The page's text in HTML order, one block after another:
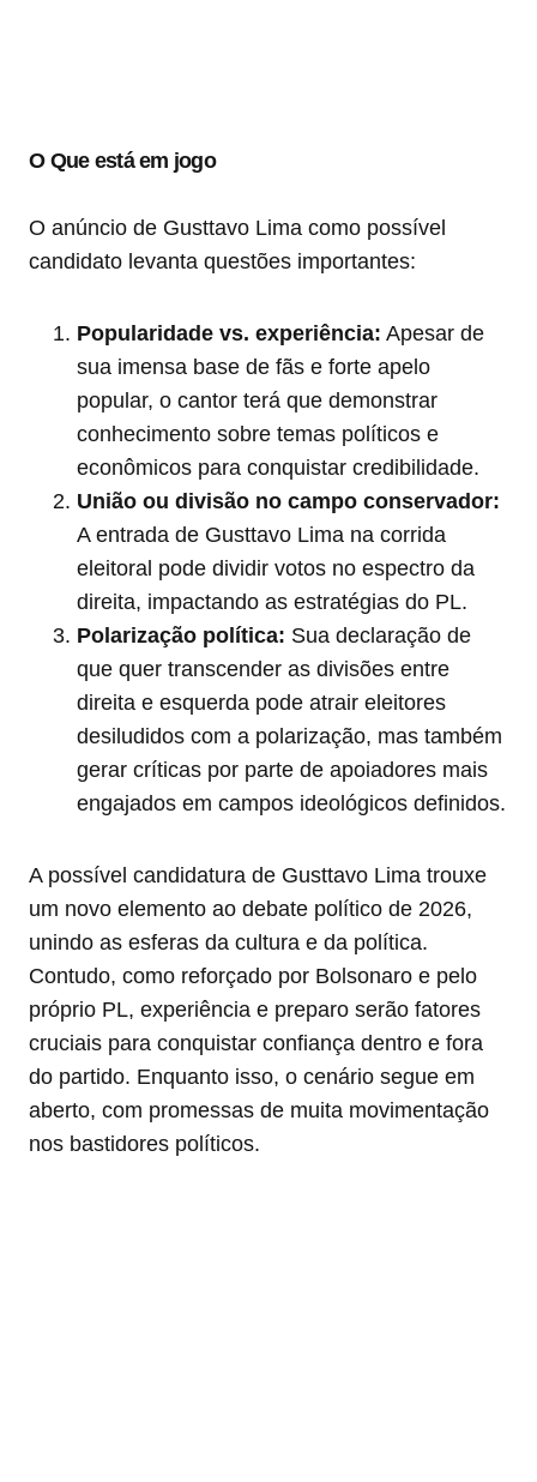
O Que está em jogo
O anúncio de Gusttavo Lima como possível
candidato levanta questões importantes:
Popularidade vs. experiência: Apesar de
sua imensa base de fãs e forte apelo
popular, o cantor terá que demonstrar
conhecimento sobre temas políticos e
econômicos para conquistar credibilidade.
União ou divisão no campo conservador:
A entrada de Gusttavo Lima na corrida
eleitoral pode dividir votos no espectro da
direita, impactando as estratégias do PL.
Polarização política: Sua declaração de
que quer transcender as divisões entre
direita e esquerda pode atrair eleitores
desiludidos com a polarização, mas também
gerar críticas por parte de apoiadores mais
engajados em campos ideológicos definidos.
A possível candidatura de Gusttavo Lima trouxe
um novo elemento ao debate político de 2026,
unindo as esferas da cultura e da política.
Contudo, como reforçado por Bolsonaro e pelo
próprio PL, experiência e preparo serão fatores
cruciais para conquistar confiança dentro e fora
do partido. Enquanto isso, o cenário segue em
aberto, com promessas de muita movimentação
nos bastidores políticos.